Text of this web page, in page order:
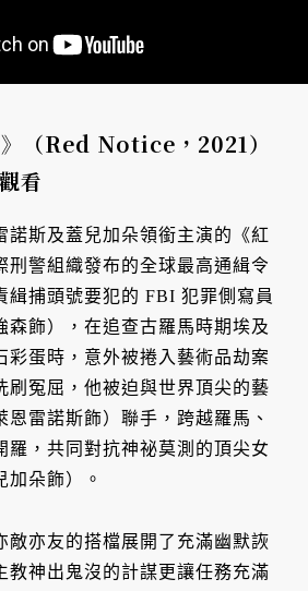
》（Red Notice ，2021）
看
諾斯及蓋兒加朵領銜主演的《紅
刑警組織發布的全球最高通緝令
緝捕頭號要犯的 FBI 犯罪側寫員
森飾），在追查古羅馬時期埃及
彩蛋時，意外被捲入藝術品劫案
刷冤屈，他被迫與世界頂尖的藝
恩雷諾斯飾）聯手，跨越羅馬、
羅，共同對抗神祕莫測的頂尖女
加朵飾）。
敵亦友的搭檔展開了充滿幽默詼
教神出鬼沒的計謀更讓任務充滿